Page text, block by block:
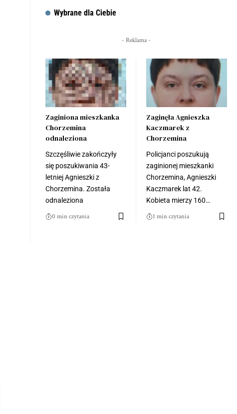
Wybrane dla Ciebie
- Reklama -
Zaginiona mieszkanka
Chorzemina
odnaleziona
Szczęśliwie zakończyły
się poszukiwania 43-
letniej Agnieszki z
Chorzemina. Została
odnaleziona
0 min czytania
Zaginęła Agnieszka
Kaczmarek z
Chorzemina
Policjanci poszukują
zaginionej mieszkanki
Chorzemina, Agnieszki
Kaczmarek lat 42.
Kobieta mierzy 160…
1 min czytania